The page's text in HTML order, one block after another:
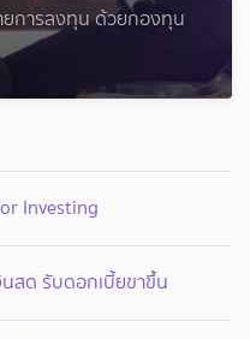
ยการลงทุน ด้วยกองทุน
Investing
นสด รับดอกเบี้ยขาขึ้น